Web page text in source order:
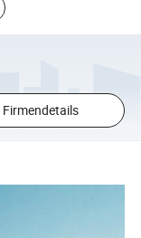
Firmendetails